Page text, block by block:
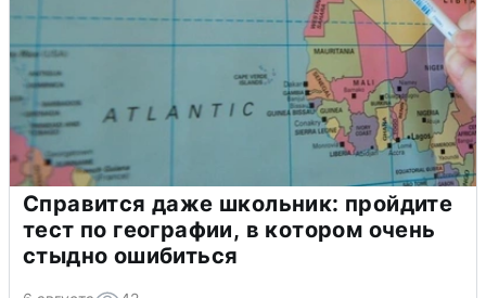
Справится даже школьник: пройдите
тест по географии, в котором очень
стыдно ошибиться